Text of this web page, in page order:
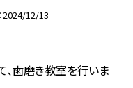
2024/12/13
歯磨き教室を行いま